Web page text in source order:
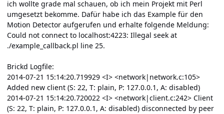
ich wollte grade mal schauen, ob ich mein Projekt mit Perl
umgesetzt bekomme. Dafür habe ich das Example für den
Motion Detector aufgerufen und erhalte folgende Meldung:
Could not connect to localhost:4223: Illegal seek at
./example_callback.pl line 25.
Brickd Logfile:
2014-07-21 15:14:20.719929 <I> <network|network.c:105>
Added new client (S: 22, T: plain, P: 127.0.0.1, A: disabled)
2014-07-21 15:14:20.720022 <I> <network|client.c:242> Client
(S: 22, T: plain, P: 127.0.0.1, A: disabled) disconnected by peer